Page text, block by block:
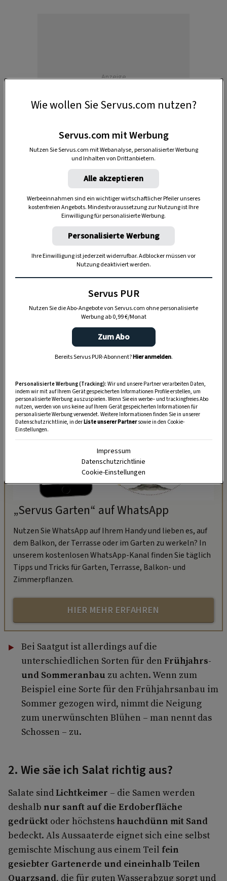
Anzeige
1. Wann kann ich mit dem Salatanbau
beginnen?
Früher als viele denken: Schnitt- und Pflücksalate
wie Eichblatt, Lollo bionda oder Lollo rossa
bereits ab Jännerauf dem
Fensterbrettvorziehen – in warmen Lagen sogar
schon im Freien. Robuste Sorten wie Romano
oder Batavia vertragen auch kurze
Kälteeinbrüche gut und können bei
den ganzen Sommer über geerntet
„Servus Garten“ auf WhatsApp
Nutzen Sie WhatsApp auf Ihrem Handy und lieben es, auf
dem Balkon, der Terrasse oder im Garten zu werkeln? In
unserem kostenlosen WhatsApp-Kanal finden Sie täglich
Tipps und Tricks für Garten, Terrasse, Balkon- und
Zimmerpflanzen.
HIER MEHR ERFAHREN
Bei Saatgut ist allerdings auf die
unterschiedlichen Sorten für den Frühjahrs-
und Sommeranbau zu achten. Wenn zum
Beispiel eine Sorte für den Frühjahrsanbau im
Sommer gezogen wird, nimmt die Neigung
zum unerwünschten Blühen – man nennt das
Schossen – zu.
2. Wie säe ich Salat richtig aus?
Salate sindLichtkeimer – die Samen werden
deshalb nur sanft auf die Erdoberfläche
gedrückt oder höchstens hauchdünn mit Sand
bedeckt. Als Aussaaterde eignet sich eine selbst
gemischte Mischung aus einem Teil fein
gesiebter Gartenerde und eineinhalb Teilen
Quarzsand, die für guten Wasserabzug sorgt und
Wie wollen Sie Servus.com nutzen?
Servus.com mit Werbung
Nutzen Sie Servus.com mit Webanalyse, personalisierter Werbung
und Inhalten von Drittanbietern.
Alle akzeptieren
Werbeeinnahmen sind ein wichtiger wirtschaftlicher Pfeiler unseres
kostenfreien Angebots. Mindestvoraussetzung zur Nutzung ist Ihre
Einwilligung für personalisierte Werbung.
Personalisierte Werbung
Ihre Einwilligung ist jederzeit widerrufbar. Adblocker müssen vor
Nutzung deaktiviert werden.
Servus PUR
Nutzen Sie die Abo-Angebote von Servus.com ohne personalisierte
Werbung ab 0,99 €/Monat
Zum Abo
Bereits Servus PUR-Abonnent?Hier anmelden.
Personalisierte Werbung (Tracking): Wir und unsere Partner verarbeiten Daten,
indem wir mit auf Ihrem Gerät gespeicherten Informationen Profile erstellen, um
personalisierte Werbung auszuspielen. Wenn Sie ein werbe– und trackingfreies Abo
nutzen, werden von uns keine auf Ihrem Gerät gespeicherten Informationen für
personalisierte Werbung verwendet. Weitere Informationen finden Sie in unserer
Datenschutzrichtlinie, in derListe unserer Partnersowie in den Cookie-
Einstellungen.
Impressum
Datenschutzrichtlinie
Cookie-Einstellungen